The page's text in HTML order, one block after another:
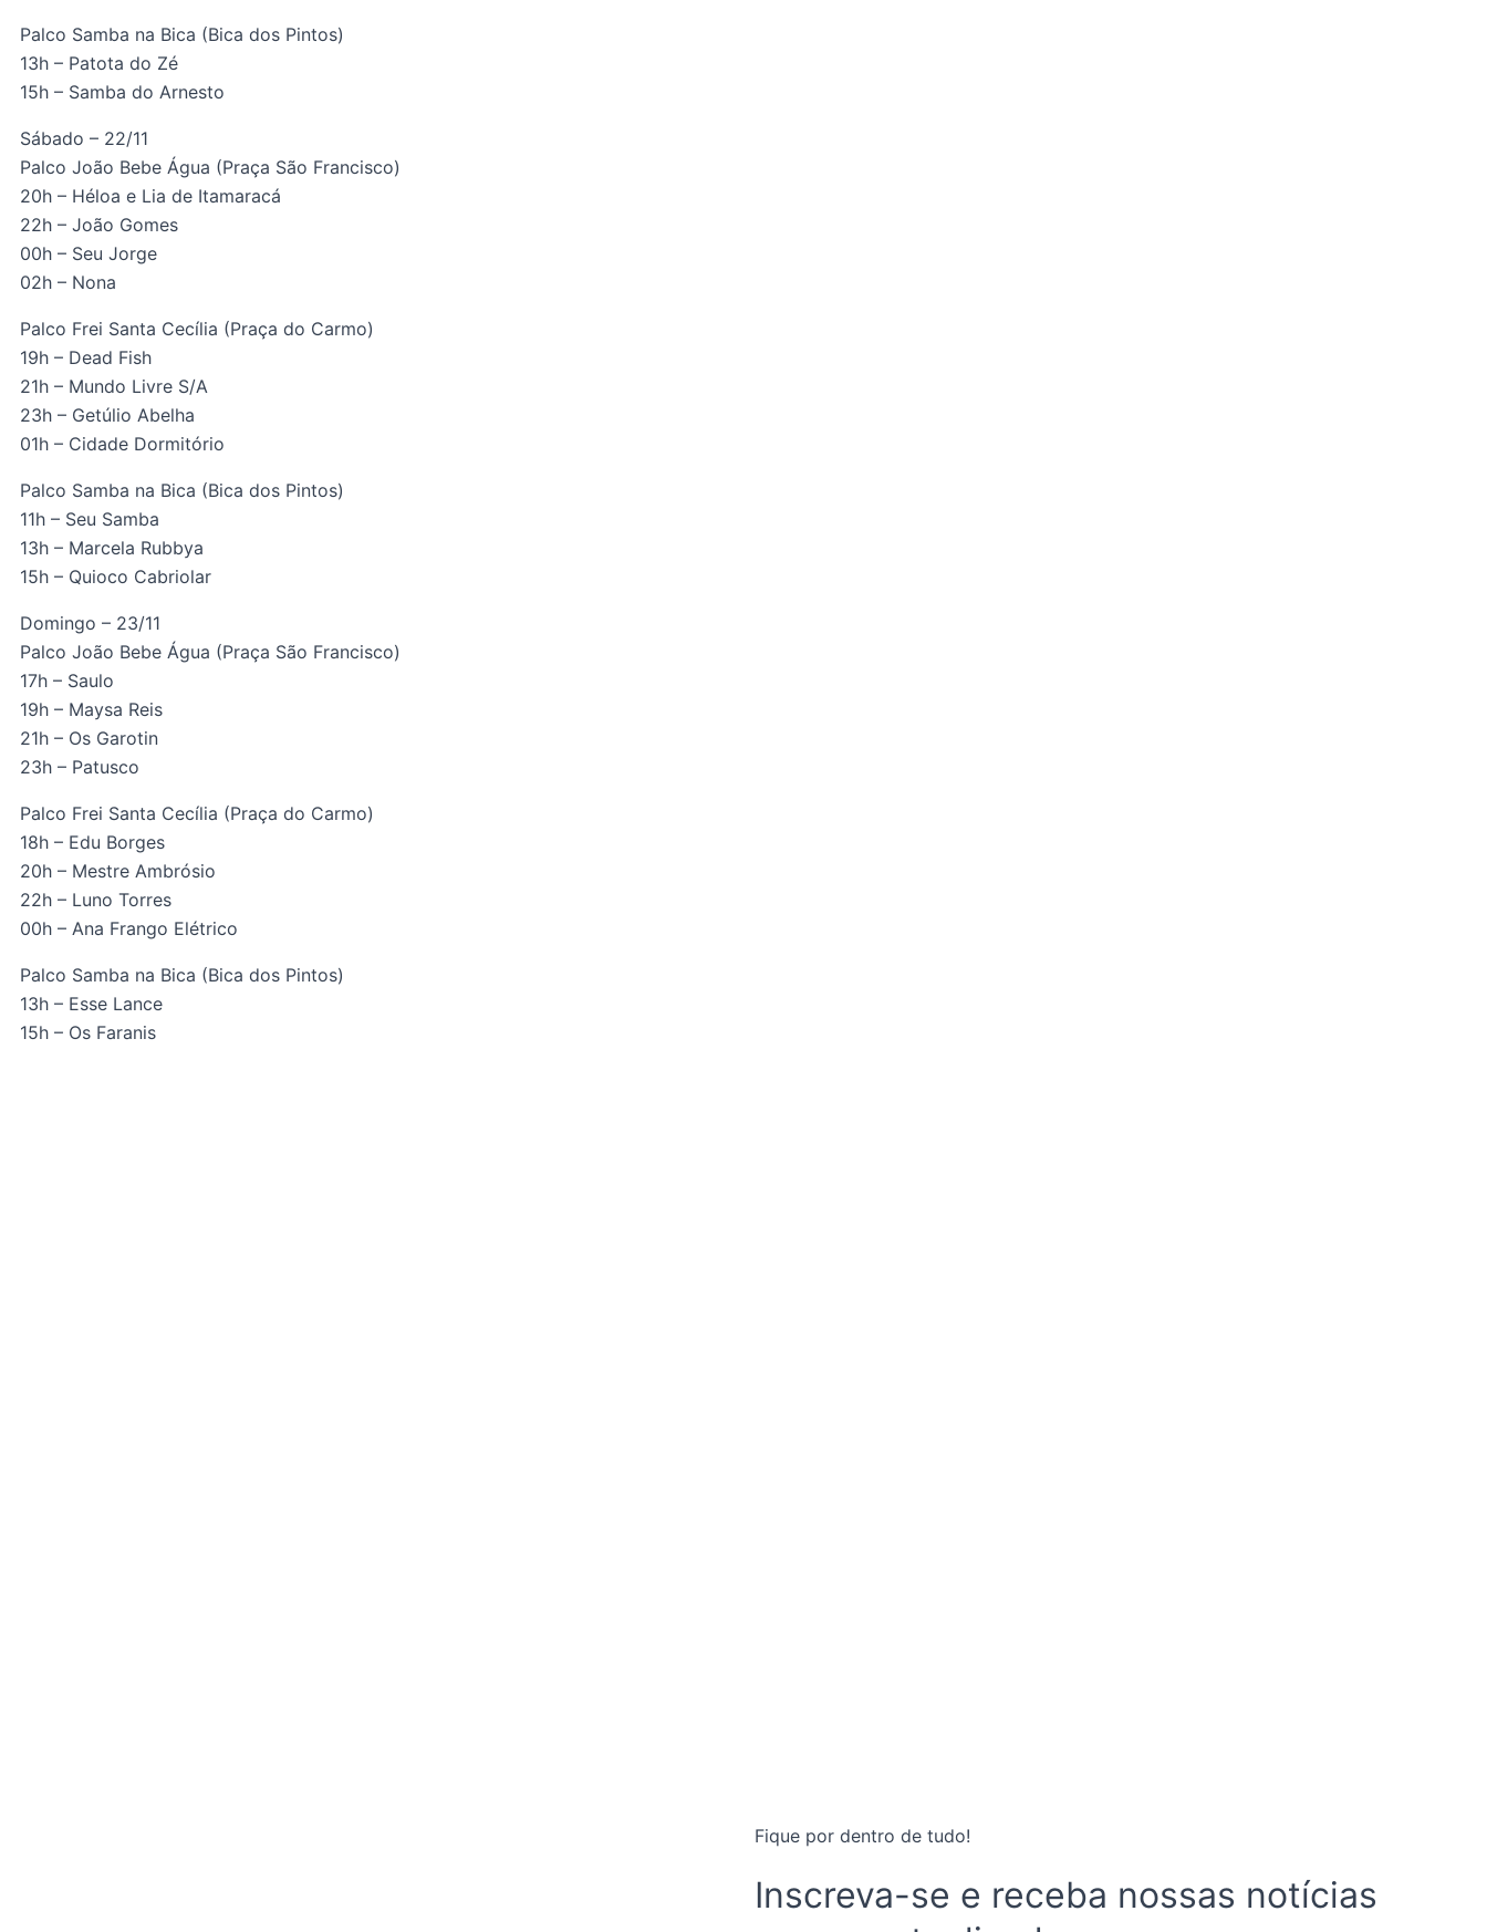
Palco Samba na Bica (Bica dos Pintos)
13h – Patota do Zé
15h – Samba do Arnesto
Sábado – 22/11
Palco João Bebe Água (Praça São Francisco)
20h – Héloa e Lia de Itamaracá
22h – João Gomes
00h – Seu Jorge
02h – Nona
Palco Frei Santa Cecília (Praça do Carmo)
19h – Dead Fish
21h – Mundo Livre S/A
23h – Getúlio Abelha
01h – Cidade Dormitório
Palco Samba na Bica (Bica dos Pintos)
11h – Seu Samba
13h – Marcela Rubbya
15h – Quioco Cabriolar
Domingo – 23/11
Palco João Bebe Água (Praça São Francisco)
17h – Saulo
19h – Maysa Reis
21h – Os Garotin
23h – Patusco
Palco Frei Santa Cecília (Praça do Carmo)
18h – Edu Borges
20h – Mestre Ambrósio
22h – Luno Torres
00h – Ana Frango Elétrico
Palco Samba na Bica (Bica dos Pintos)
13h – Esse Lance
15h – Os Faranis
Fique por dentro de tudo!
Inscreva-se e receba nossas notícias